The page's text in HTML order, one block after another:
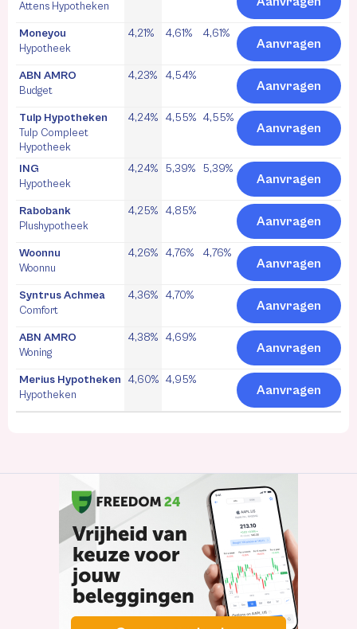
Attens Hypotheken
Moneyou
Hypotheek
4,21% 4,61% 4,61%
Aanvragen
ABN AMRO
Budget
4,23% 4,54%
Aanvragen
Tulp Hypotheken
Tulp Compleet
Hypotheek
4,24% 4,55% 4,55%
Aanvragen
ING
Hypotheek
4,24% 5,39% 5,39%
Aanvragen
Rabobank
Plushypotheek
4,25% 4,85%
Aanvragen
Woonnu
Woonnu
4,26% 4,76% 4,76%
Aanvragen
Syntrus Achmea
Comfort
4,36% 4,70%
Aanvragen
ABN AMRO
Woning
4,38% 4,69%
Aanvragen
Merius Hypotheken
Hypotheken
4,60% 4,95%
Aanvragen